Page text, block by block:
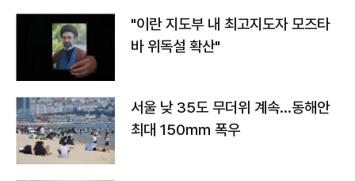
"이란 지도부 내 최고지도자 모즈타
바 위독설 확산"
서울 낮 35도 무더위 계속…동해안
최대 150㎜ 폭우